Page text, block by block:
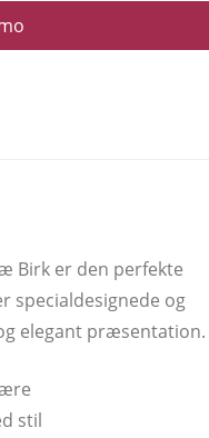
Birk er den perfekte
specialdesignede og
elegant præsentation.
stil